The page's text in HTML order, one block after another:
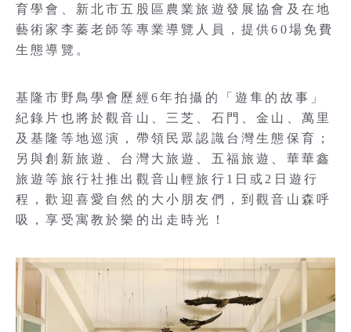
育學會、新北市五股區農業旅遊發展協會及在地
藝術家李蓁老師等專業導覽人員，提供60場免費
生態導覽。
基隆市野鳥學會歷經6年拍攝的「遊隼的故事」
紀錄片也將於觀音山、三芝、石門、金山、萬里
及基隆等地巡演，帶領民眾認識台灣生態保育；
另與創新旅遊、台灣大旅遊、五福旅遊、華華鑫
旅遊等旅行社推出觀音山輕旅行1日或2日遊行
程，歡迎喜愛自然的大小朋友們，到觀音山森呼
吸，享受寓教於樂的出走時光！